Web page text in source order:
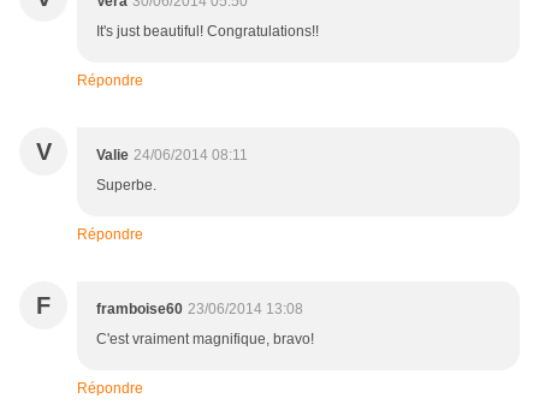
It's just beautiful! Congratulations!!
Répondre
V Valie 24/06/2014 08:11
Superbe.
Répondre
F framboise60 23/06/2014 13:08
C'est vraiment magnifique, bravo!
Répondre